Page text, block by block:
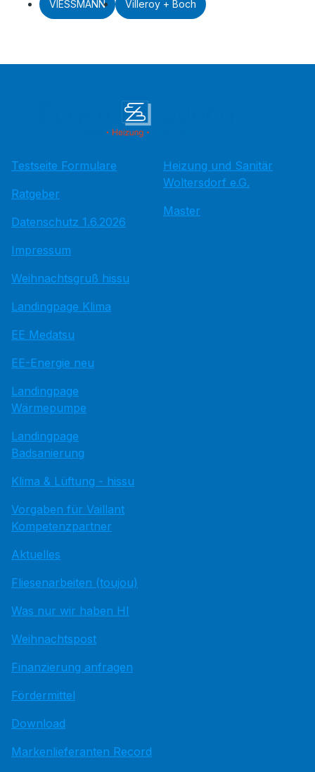
VIESSMANN Villeroy + Boch
Testseite Formulare
Ratgeber
Datenschutz 1.6.2026
Impressum
Weihnachtsgruß hissu
Landingpage Klima
EE Medatsu
EE-Energie neu
Landingpage
Wärmepumpe
Landingpage
Badsanierung
Klima & Lüftung - hissu
Vorgaben für Vaillant
Kompetenzpartner
Aktuelles
Fliesenarbeiten (toujou)
Was nur wir haben HI
Weihnachtspost
Finanzierung anfragen
Fördermittel
Download
Markenlieferanten Record
Heizung und Sanitär
Woltersdorf e.G.
Master